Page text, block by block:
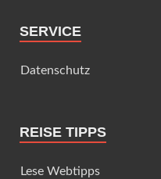
SERVICE
Datenschutz
REISE TIPPS
Lese Webtipps